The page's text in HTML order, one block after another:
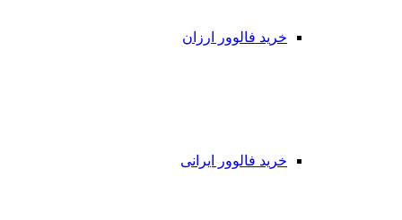
خرید فالوور ارزان
خرید فالوور ایرانی